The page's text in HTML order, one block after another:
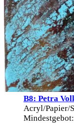
B8: Petra
Acryl/Papier/